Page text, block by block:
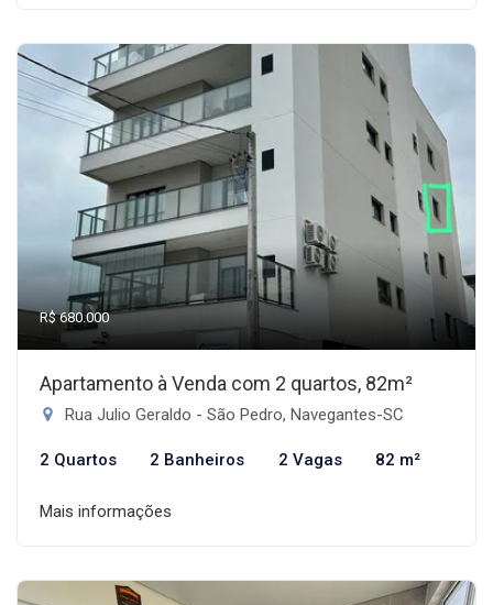
R$ 680.000
Apartamento à Venda com 2 quartos, 82m²
Rua Julio Geraldo - São Pedro, Navegantes-SC
2 Quartos 2 Banheiros 2 Vagas 82 m²
Mais informações